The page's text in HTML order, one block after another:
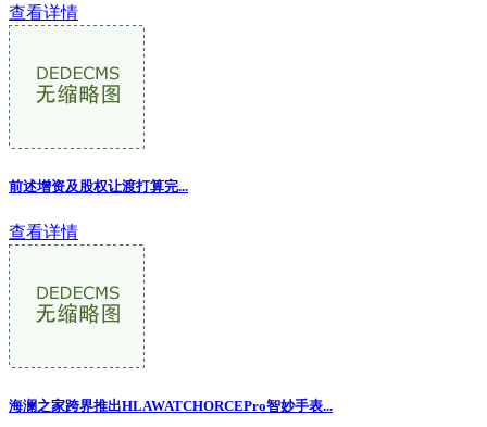
查看详情
前述增资及股权让渡打算完...
查看详情
海澜之家跨界推出HLAWATCHORCEPro智妙手表...